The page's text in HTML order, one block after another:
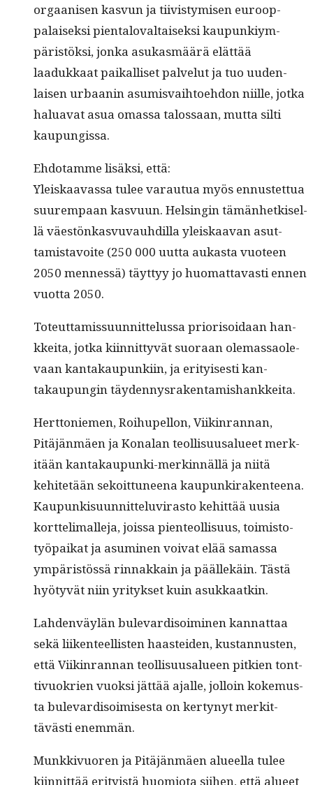
orgaanisen kasvun ja tiivistymisen euroop­
palaisek­si pien­talo­val­taisek­si kaupunkiym­
päristök­si, jon­ka asukas­määrä elät­tää
laadukkaat paikalliset palve­lut ja tuo uuden­
laisen urbaanin asum­is­vai­h­toe­hdon niille, jot­ka
halu­a­vat asua omas­sa talos­saan, mut­ta silti
kaupungissa.
Ehdo­tamme lisäk­si, että:
Yleiskaavas­sa tulee varautua myös ennustet­tua
suurem­paan kasvu­un. Helsin­gin tämän­hetkisel­
lä väestönkasvu­vauhdil­la yleiskaa­van asut­
tamis­tavoite (250 000 uut­ta aukas­ta vuo­teen
2050 men­nessä) täyt­tyy jo huo­mat­tavasti ennen
vuot­ta 2050.
Toteut­tamis­su­un­nit­telus­sa pri­or­isoidaan han­
kkei­ta, jot­ka kiin­nit­tyvät suo­raan ole­mas­saol­e­
vaan kan­takaupunki­in, ja eri­tyis­es­ti kan­
takaupun­gin täydennysrakentamishankkeita.
Hert­toniemen, Roi­hu­pel­lon, Viik­in­ran­nan,
Pitäjän­mäen ja Kon­alan teol­lisu­usalueet merk­
itään kan­takaupun­ki-merkin­näl­lä ja niitä
kehitetään sekoit­tuneena kaupunki­rak­en­teena.
Kaupunkisu­un­nit­telu­vi­ras­to kehit­tää uusia
kort­te­limalle­ja, jois­sa pien­te­ol­lisu­us, toimis­to­
työ­paikat ja asum­i­nen voivat elää samas­sa
ympäristössä rin­nakkain ja päällekäin. Tästä
hyö­tyvät niin yri­tyk­set kuin asukkaatkin.
Lah­den­väylän bule­vardis­oimi­nen kan­nat­taa
sekä liiken­teel­lis­ten haastei­den, kus­tan­nusten,
että Viik­in­ran­nan teol­lisu­usalueen pitkien tont­
tivuokrien vuok­si jät­tää ajalle, jol­loin koke­mus­
ta bule­vardis­oimis­es­ta on ker­tynyt merkit­
tävästi enemmän.
Munkkivuoren ja Pitäjän­mäen alueel­la tulee
kiin­nit­tää eri­ty­istä huomio­ta siihen, että alueet